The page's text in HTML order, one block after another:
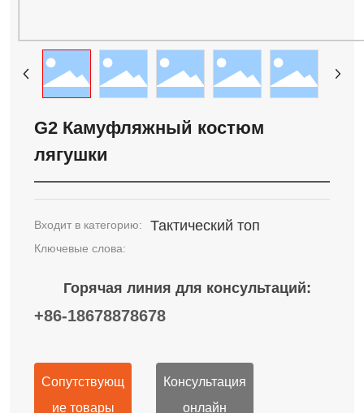
G2 Камуфляжный костюм
лягушки
Входит в категорию: Тактический топ
Ключевые слова:
Горячая линия для консультаций:
+86-18678878678
Сопутствующ
ие товары
Консультация
онлайн